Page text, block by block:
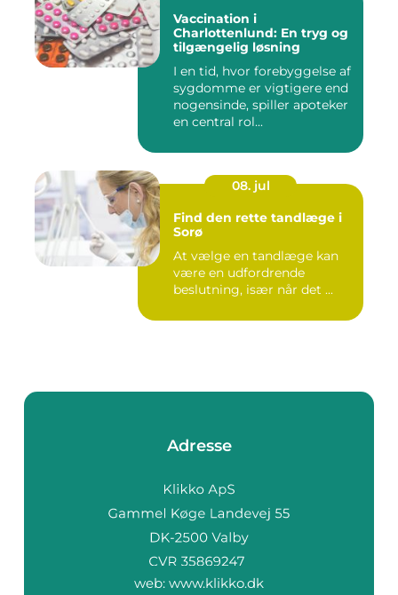
Vaccination i
Charlottenlund: En tryg og
tilgængelig løsning
I en tid, hvor forebyggelse af
sygdomme er vigtigere end
nogensinde, spiller apoteker
en central rol...
08. jul
Find den rette tandlæge i
Sorø
At vælge en tandlæge kan
være en udfordrende
beslutning, især når det ...
Adresse
web: www.klikko.dk